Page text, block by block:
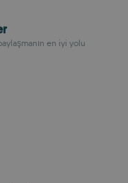
en iyi yolu